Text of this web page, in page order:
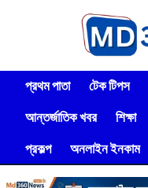
প্রথম পাতা টেক টিপস
আন্তর্জাতিক খবর
শিক্ষা
প্রকল্প
অনলাইন ইনকাম